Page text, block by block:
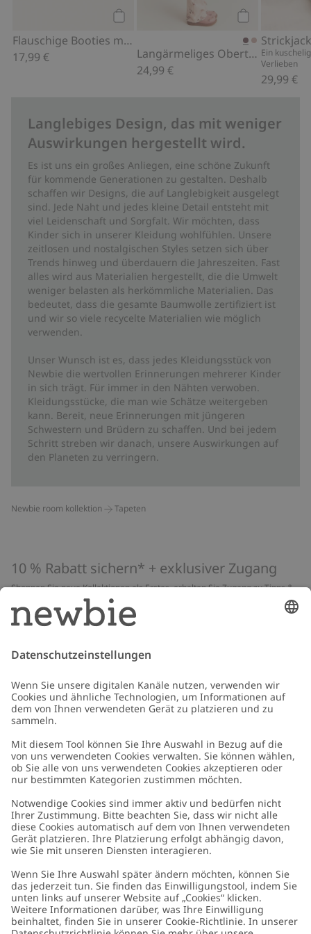
Flauschige Booties mit Teddy
17,99 €
Langärmeliges Oberteil mit Rüsche
24,99 €
Ein
Verlieben
29,99 €
Langlebiges Design, das mit weniger
Auswirkungen hergestellt wird.
Es ist uns ein großes Anliegen, eine schöne Zukunft
für kommende Generationen zu gestalten. Deshalb
schaffen wir Designs, die auf Langlebigkeit ausgelegt
sind. Jede Naht und jedes kleine Detail entsteht mit
viel Leidenschaft und Sorgfalt. Wir möchten, dass
Kinder sich in unserer Kleidung wohlfühlen. Unsere
zeitlosen und nostalgischen Styles setzen sich über
Trends hinweg und überdauern die Jahreszeiten. Fast
alles wird aus Materialien hergestellt, die die Umwelt
weniger belasten als herkömmliche Materialien. Das
bedeutet, dass die gesamte Baumwolle zertifiziert ist
und wir so viele recycelte Materialien wie möglich
verwenden.
Unser Wunsch ist es, dass jedes Kleidungsstück von
Newbie die wertvollen Erinnerungen mehrerer Kinder
in sich trägt. Für immer in den Nähten verwoben.
Kleidungsstücke, die man wie Schätze weitergeben
kann. Bereit, neue Erinnerungen mit jüngeren
Schwestern und Brüdern zu schaffen. Und bei jedem
Schritt streben wir danach, unsere Auswirkungen auf
den Planeten zu verringern.
Newbie room kollektion Tapeten
10 % Rabatt sichern* + exklusiver Zugang
Shoppen Sie neue Kollektionen als Erstes, erhalten Sie Zugang zu Tipps &
Guides und profitieren Sie von exklusiven Angeboten
*Gilt nur für deine erste Bestellung und ist nicht mit anderen Rabatten
oder Angeboten kombinierbar. Gilt nicht für limitierte Artikel. Lies unsere
Schicken
Kundenservice
Kontaktieren Sie uns
FAQ
Barrierefreiheit
Über uns
Über Newbie
Nachhaltigkeit
Germany Standort ändern
Cookies